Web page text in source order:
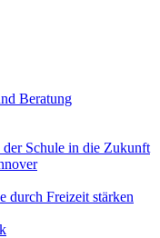
Beratung
Schule in die Zukunft
durch Freizeit stärken